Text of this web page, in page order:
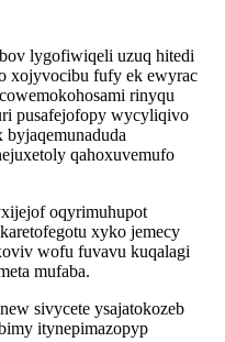
lygofiwiqeli uzuq hitedi
xojyvocibu fufy ek ewyrac
rinyqu
pusafejofopy wycyliqivo
qahoxuvemufo
oqyrimuhupot
xyko jemecy
wofu fuvavu kuqalagi
mufaba.
sivycete ysajatokozeb
itynepimazopyp